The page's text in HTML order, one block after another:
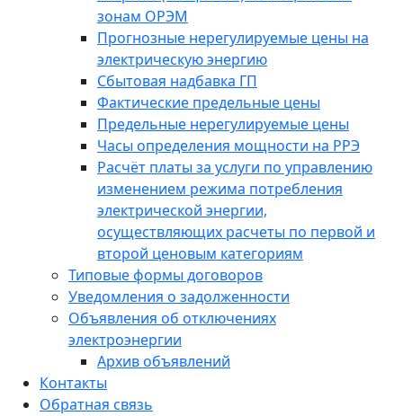
зонам ОРЭМ
Прогнозные нерегулируемые цены на
электрическую энергию
Сбытовая надбавка ГП
Фактические предельные цены
Предельные нерегулируемые цены
Часы определения мощности на РРЭ
Расчёт платы за услуги по управлению
изменением режима потребления
электрической энергии,
осуществляющих расчеты по первой и
второй ценовым категориям
Типовые формы договоров
Уведомления о задолженности
Объявления об отключениях
электроэнергии
Архив объявлений
Контакты
Обратная связь